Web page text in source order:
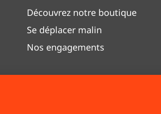
Découvrez notre boutique
Se déplacer malin
Nos engagements